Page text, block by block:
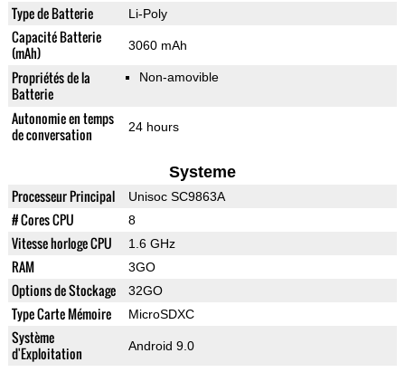
Type de Batterie Li-Poly
Capacité Batterie
(mAh)
3060 mAh
Propriétés de la
Batterie
Non-amovible
Autonomie en temps
de conversation
24 hours
Systeme
Processeur Principal Unisoc SC9863A
# Cores CPU 8
Vitesse horloge CPU 1.6 GHz
RAM 3GO
Options de Stockage 32GO
Type Carte Mémoire MicroSDXC
Système
d'Exploitation
Android 9.0